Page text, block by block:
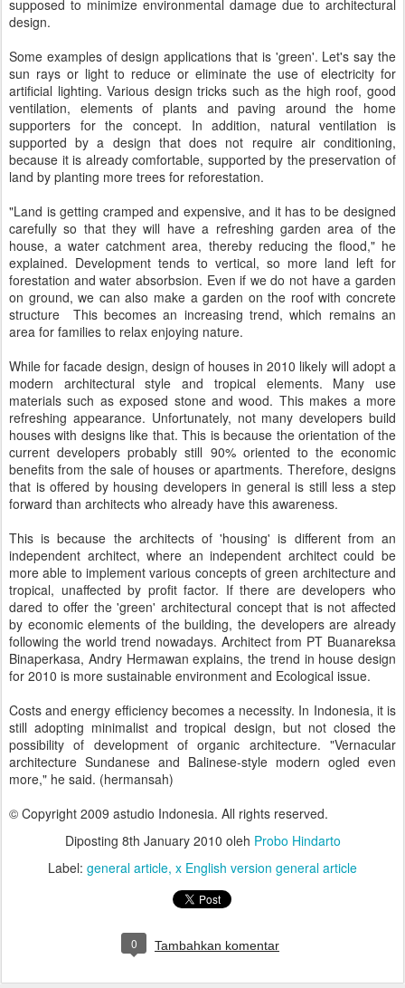
supposed to minimize environmental damage due to architectural
design.
Some examples of design applications that is 'green'. Let's say the
sun rays or light to reduce or eliminate the use of electricity for
artificial lighting. Various design tricks such as the high roof, good
ventilation, elements of plants and paving around the home
supporters for the concept. In addition, natural ventilation is
supported by a design that does not require air conditioning,
because it is already comfortable, supported by the preservation of
land by planting more trees for reforestation.
"Land is getting cramped and expensive, and it has to be designed
carefully so that they will have a refreshing garden area of the
house, a water catchment area, thereby reducing the flood," he
explained. Development tends to vertical, so more land left for
forestation and water absorbsion. Even if we do not have a garden
on ground, we can also make a garden on the roof with concrete
structure This becomes an increasing trend, which remains an
area for families to relax enjoying nature.
While for facade design, design of houses in 2010 likely will adopt a
modern architectural style and tropical elements. Many use
materials such as exposed stone and wood. This makes a more
refreshing appearance. Unfortunately, not many developers build
houses with designs like that. This is because the orientation of the
current developers probably still 90% oriented to the economic
benefits from the sale of houses or apartments. Therefore, designs
that is offered by housing developers in general is still less a step
forward than architects who already have this awareness.
This is because the architects of 'housing' is different from an
independent architect, where an independent architect could be
more able to implement various concepts of green architecture and
tropical, unaffected by profit factor. If there are developers who
dared to offer the 'green' architectural concept that is not affected
by economic elements of the building, the developers are already
following the world trend nowadays. Architect from PT Buanareksa
Binaperkasa, Andry Hermawan explains, the trend in house design
for 2010 is more sustainable environment and Ecological issue.
Costs and energy efficiency becomes a necessity. In Indonesia, it is
still adopting minimalist and tropical design, but not closed the
possibility of development of organic architecture. "Vernacular
architecture Sundanese and Balinese-style modern ogled even
more," he said. (hermansah)
© Copyright 2009 astudio Indonesia. All rights reserved.
Diposting 8th January 2010 oleh Probo Hindarto
Label: general article x English version general article
0 Tambahkan komentar